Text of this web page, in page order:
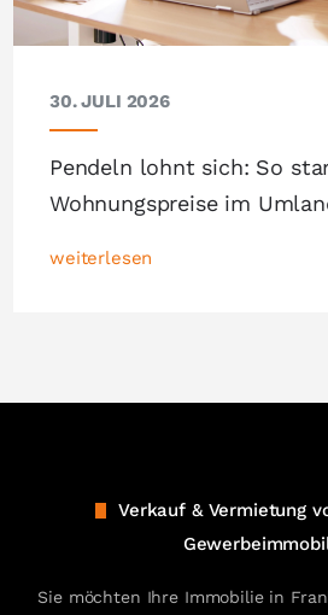
30. JULI 2026
Pendeln lohnt sich: So
Wohnungspreise im
weiterlesen
Verkauf & Vermietung
Sie möchten Ihre Immobilie in